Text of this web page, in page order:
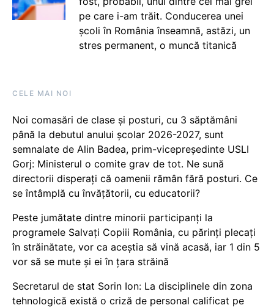
pe care i-am trăit. Conducerea unei
școli în România înseamnă, astăzi, un
stres permanent, o muncă titanică
CELE MAI NOI
Noi comasări de clase și posturi, cu 3 săptămâni
până la debutul anului școlar 2026-2027, sunt
semnalate de Alin Badea, prim-vicepreședinte USLI
Gorj: Ministerul o comite grav de tot. Ne sună
directorii disperați că oamenii rămân fără posturi. Ce
se întâmplă cu învățătorii, cu educatorii?
Peste jumătate dintre minorii participanți la
programele Salvați Copiii România, cu părinți plecați
în străinătate, vor ca aceștia să vină acasă, iar 1 din 5
vor să se mute și ei în țara străină
Secretarul de stat Sorin Ion: La disciplinele din zona
tehnologică există o criză de personal calificat pe